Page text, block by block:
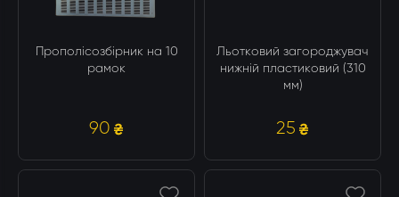
Прополісозбірник на 10
рамок
90
Льотковий загороджувач
нижній пластиковий (310
мм)
25